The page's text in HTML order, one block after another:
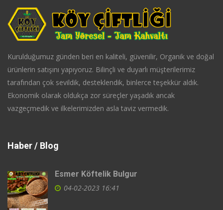
Kurulduğumuz günden beri en kaliteli, güvenilir, Organik ve doğal
ürünlerin satışını yapıyoruz. Bilinçli ve duyarlı müşterilerimiz
tarafından çok sevildik, desteklendik, binlerce teşekkür aldık.
Ekonomik olarak oldukça zor süreçler yaşadık ancak
vazgeçmedik ve ilkelerimizden asla taviz vermedik.
Haber / Blog
Esmer Köftelik Bulgur
04-02-2023 16:41